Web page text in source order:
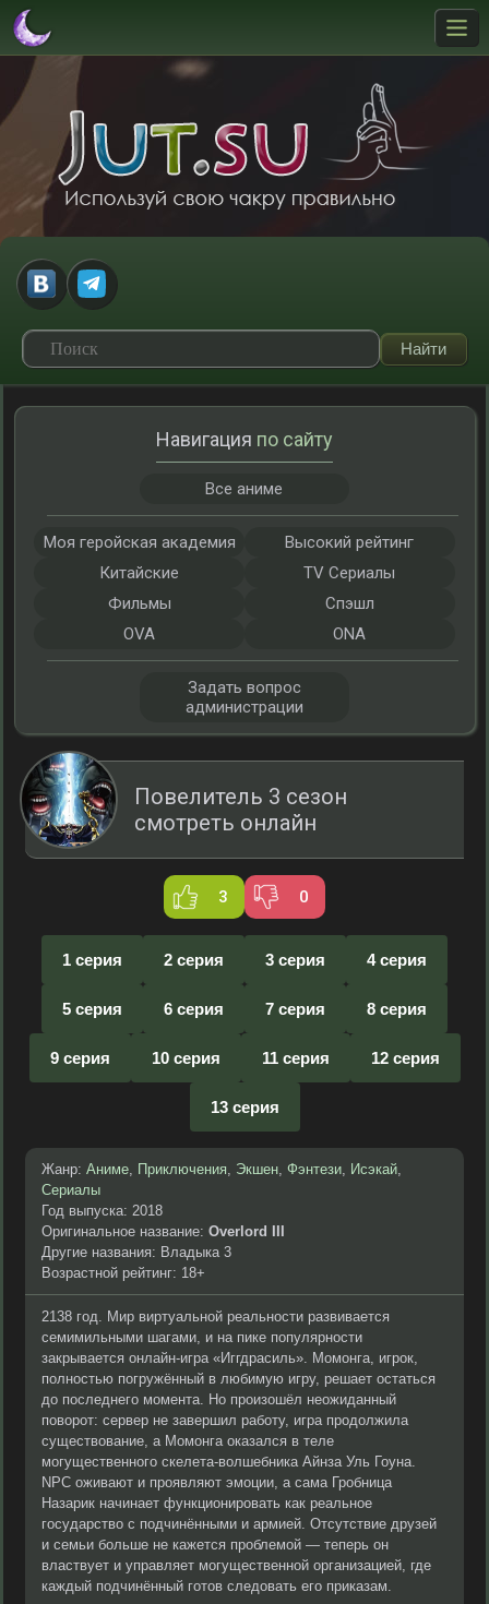
Повелитель 3 сезон
смотреть онлайн
3 0
1 серия 2 серия 3 серия 4 серия
5 серия 6 серия 7 серия 8 серия
9 серия 10 серия 11 серия 12 серия
13 серия
Жанр: Аниме, Приключения, Экшен, Фэнтези, Исэкай,
Сериалы
Год выпуска: 2018
Оригинальное название: Overlord III
Другие названия: Владыка 3
Возрастной рейтинг: 18+
2138 год. Мир виртуальной реальности развивается
семимильными шагами, и на пике популярности
закрывается онлайн-игра «Иггдрасиль». Момонга, игрок,
полностью погружённый в любимую игру, решает остаться
до последнего момента. Но произошёл неожиданный
поворот: сервер не завершил работу, игра продолжила
существование, а Момонга оказался в теле
могущественного скелета-волшебника Айнза Уль Гоуна.
NPC оживают и проявляют эмоции, а сама Гробница
Назарик начинает функционировать как реальное
государство с подчинёнными и армией. Отсутствие друзей
и семьи больше не кажется проблемой — теперь он
властвует и управляет могущественной организацией, где
каждый подчинённый готов следовать его приказам.
Навигация по сайту
Все аниме
Моя геройская академия
Высокий рейтинг
Китайские
TV Сериалы
Фильмы
Спэшл
OVA
ONA
Задать вопрос
администрации